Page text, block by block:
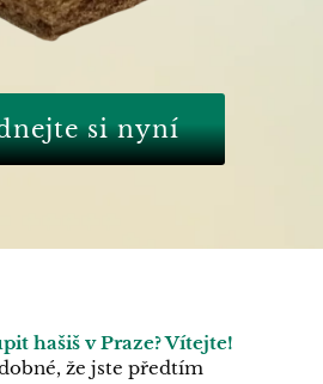
si nyní
hašiš v Praze? Vítejte!
že jste předtím